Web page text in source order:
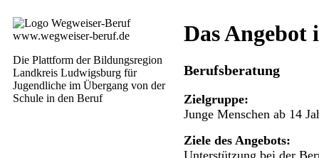
www.wegweiser-beruf.de
Die Plattform der Bildungsregion
Landkreis Ludwigsburg für
Jugendliche im Übergang von der
Schule in den Beruf
Das Angebot
Berufsberatung
Zielgruppe:
Junge Menschen ab 14
Ziele des Angebots:
Unterstützung bei der